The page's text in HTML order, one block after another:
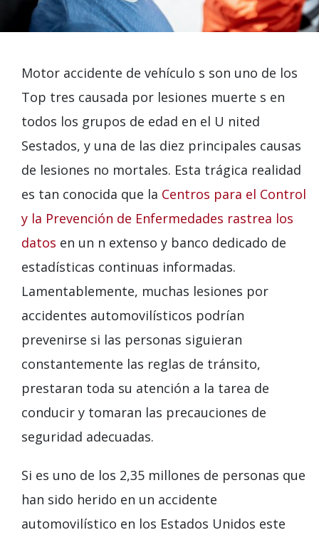
Motor accidente de vehículo s son uno de los
Top tres causada por lesiones muerte s en
todos los grupos de edad en el U nited
Sestados, y una de las diez principales causas
de lesiones no mortales. Esta trágica realidad
es tan conocida que la Centros para el Control
y la Prevención de Enfermedades rastrea los
datos en un n extenso y banco dedicado de
estadísticas continuas informadas.
Lamentablemente, muchas lesiones por
accidentes automovilísticos podrían
prevenirse si las personas siguieran
constantemente las reglas de tránsito,
prestaran toda su atención a la tarea de
conducir y tomaran las precauciones de
seguridad adecuadas.
Si es uno de los 2,35 millones de personas que
han sido herido en un accidente
automovilístico en los Estados Unidos este